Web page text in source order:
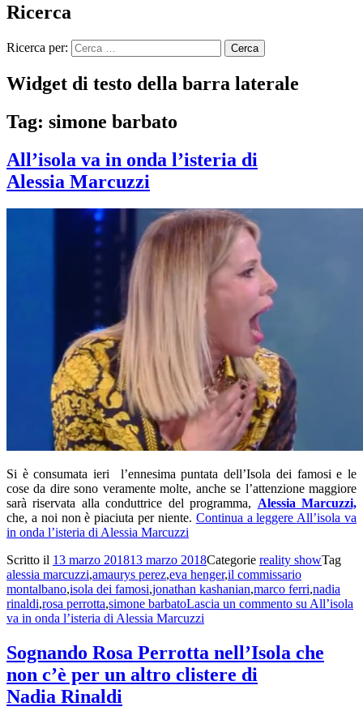
Ricerca
Ricerca per:
Widget di testo della barra laterale
Tag: simone barbato
All’isola va in onda l’isteria di
Alessia Marcuzzi
Si è consumata ieri l’ennesima puntata dell’Isola dei famosi e le
cose da dire sono veramente molte, anche se l’attenzione maggiore
sarà riservata alla conduttrice del programma, Alessia Marcuzzi,
che, a noi non è piaciuta per niente. Continua a leggereAll’isola va
in onda l’isteria di Alessia Marcuzzi
Scritto il 13 marzo 201813 marzo 2018Categorie reality showTag
alessia marcuzzi,amaurys perez,eva henger,il commissario
montalbano,isola dei famosi,jonathan kashanian,marco ferri,nadia
rinaldi,rosa perrotta,simone barbatoLascia un commento su All’isola
va in onda l’isteria di Alessia Marcuzzi
Sognando Rosa Perrotta nell’Isola che
non c’è per un altro clistere di
Nadia Rinaldi